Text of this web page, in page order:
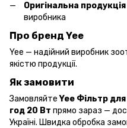
Оригінальна продукція
виробника
Про бренд Yee
Yee — надійний виробник
якістю продукції.
Як замовити
ЗамовляйтеYee Фільтр
год 20 Вт прямо зараз —
Україні. Швидка обробка